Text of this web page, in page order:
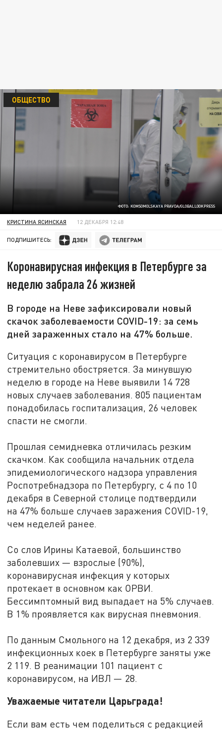
ФОТО: KOMSOMOLSKAYA PRAVDA/GLOBALLOOKPRESS
ОБЩЕСТВО
КРИСТИНА ЯСИНСКАЯ 12 ДЕКАБРЯ 12:48
ПОДПИШИТЕСЬ:
Коронавирусная инфекция в Петербурге за
неделю забрала 26 жизней
В городе на Неве зафиксировали новый
скачок заболеваемости COVID-19: за семь
дней зараженных стало на 47% больше.
Ситуация с коронавирусом в Петербурге
стремительно обостряется. За минувшую
неделю в городе на Неве выявили 14 728
новых случаев заболевания. 805 пациентам
понадобилась госпитализация, 26 человек
спасти не смогли.
Прошлая семидневка отличилась резким
скачком. Как сообщила начальник отдела
эпидемиологического надзора управления
Роспотребнадзора по Петербургу, с 4 по 10
декабря в Северной столице подтвердили
на 47% больше случаев заражения COVID-19,
чем неделей ранее.
Со слов Ирины Катаевой, большинство
заболевших — взрослые (90%),
коронавирусная инфекция у которых
протекает в основном как ОРВИ.
Бессимптомный вид выпадает на 5% случаев.
В 1% проявляется как вирусная пневмония.
По данным Смольного на 12 декабря, из 2 339
инфекционных коек в Петербурге заняты уже
2 119. В реанимации 101 пациент с
коронавирусом, на ИВЛ — 28.
Уважаемые читатели Царьграда!
Если вам есть чем поделиться с редакцией